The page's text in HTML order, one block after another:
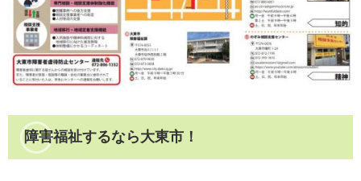
障害福祉するなら大東市！